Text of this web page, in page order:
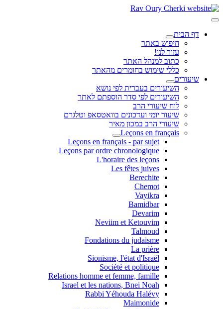
דף הבית
חיפוש באתר
עזור לנו!
כתוב למנהל האתר
כללי שימוש בחומרים מהאתר
שיעורים
השיעורים בעברית לפי נושא
השיעורים לפי סדר הוספתם לאתר
לוח שיעורי הרב
שיעור יומי ועדכונים בוואטסאפ וטלגרם
שיעורי הרב במכון מאיר
Leçons en français
Leçons en français - par sujet
Leçons par ordre chronologique
L'horaire des leçons
Les fêtes juives
Berechite
Chemot
Vayikra
Bamidbar
Devarim
Neviim et Ketouvim
Talmoud
Fondations du judaisme
La prière
Sionisme, l'état d'Israël
Société et politique
Relations homme et femme, famille
Israel et les nations, Bnei Noah
Rabbi Yéhouda Halévy
Maimonide